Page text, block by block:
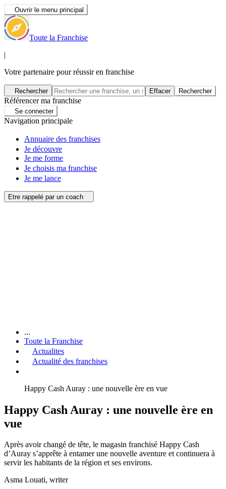
Ouvrir le menu principal
Toute la Franchise
|
Votre partenaire pour réussir en franchise
Rechercher Effacer Rechercher
Référencer ma franchise
Se connecter
Navigation principale
Annuaire des franchises
Je découvre
Je me forme
Je choisis ma franchise
Je me lance
Etre rappelé par un coach
...
Toute la Franchise
Actualites
Actualité des franchises
Happy Cash Auray : une nouvelle ère en vue
Happy Cash Auray : une nouvelle ère en
vue
Après avoir changé de tête, le magasin franchisé Happy Cash
d’Auray s’apprête à entamer une nouvelle aventure et continuera à
servir les habitants de la région et ses environs.
Asma Louati, writer